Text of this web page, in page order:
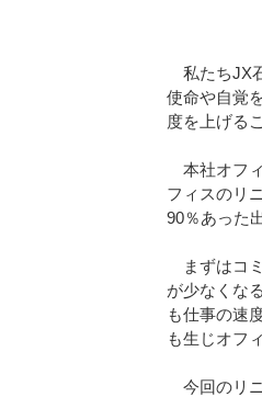
私たちJX
使命や自覚
度を上げる
本社オフ
フィスのリ
90％あった
まずはコ
が少なくな
も仕事の速
も生じオフ
今回のリ